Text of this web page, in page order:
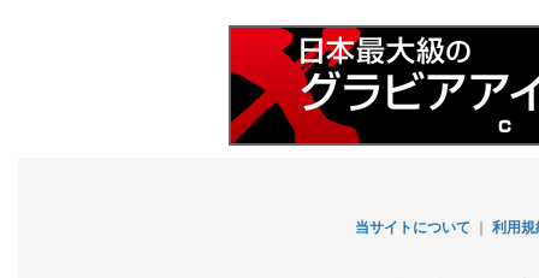
当サイトについて 利用規